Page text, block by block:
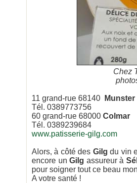
Chez
11 grand-rue 68140
Munster
Tél. 0389773756
60 grand-rue 68000 Colmar
Tél. 0389239684
www.patisserie-gilg.com
Alors, à côté des Gilg du vin
encore unGilg assureur à
pour soigner tout ce beau
A votre santé !